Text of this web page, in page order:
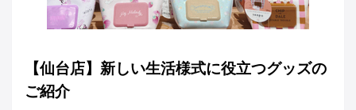
【仙台店】新しい生活様式に役立つグッズの
ご紹介